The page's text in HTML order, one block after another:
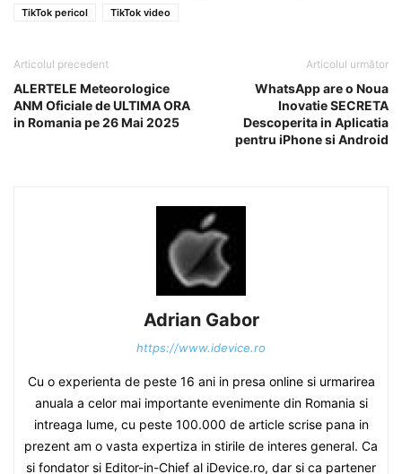
TikTok pericol
TikTok video
Articolul precedent
ALERTELE Meteorologice
ANM Oficiale de ULTIMA ORA
in Romania pe 26 Mai 2025
Articolul următor
WhatsApp are o Noua
Inovatie SECRETA
Descoperita in Aplicatia
pentru iPhone si Android
Adrian Gabor
https://www.idevice.ro
Cu o experienta de peste 16 ani in presa online si urmarirea
anuala a celor mai importante evenimente din Romania si
intreaga lume, cu peste 100.000 de article scrise pana in
prezent am o vasta expertiza in stirile de interes general. Ca
si fondator si Editor-in-Chief al iDevice.ro, dar si ca partener